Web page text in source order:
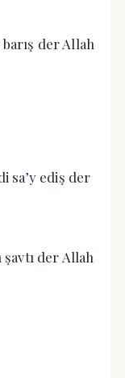
der Allah
sa’y ediş der
şavtı der Allah